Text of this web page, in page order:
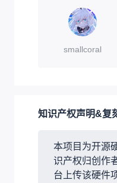
smallcoral
知识产权声明&复
本项目为开源
识产权归创作
台上传该硬件